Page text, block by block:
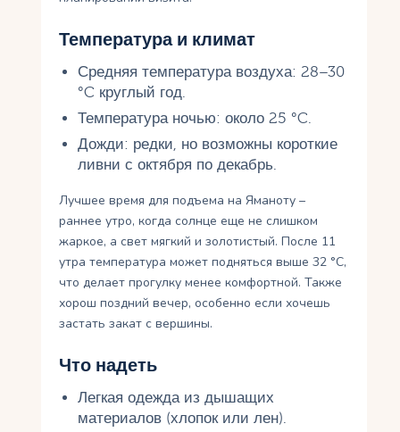
Температура и климат
Средняя температура воздуха: 28–30
°C круглый год.
Температура ночью: около 25 °C.
Дожди: редки, но возможны короткие
ливни с октября по декабрь.
Лучшее время для подъема на Яманоту –
раннее утро, когда солнце еще не слишком
жаркое, а свет мягкий и золотистый. После 11
утра температура может подняться выше 32 °C,
что делает прогулку менее комфортной. Также
хорош поздний вечер, особенно если хочешь
застать закат с вершины.
Что надеть
Легкая одежда из дышащих
материалов (хлопок или лен).